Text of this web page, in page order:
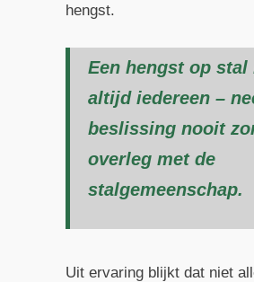
hengst.
Een hengst op stal
altijd iedereen –
beslissing nooit
overleg met de
stalgemeenschap.
Uit ervaring blijkt dat niet